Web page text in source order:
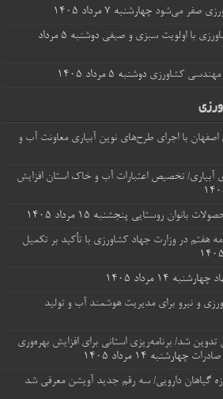
صفر می‌شود چهارشنبه ۷ مرداد ۱۴۰۵
با اولویت سبزی و صیفی
دوشنبه ۵ مرداد
مهندسی کشاورزی دوشنبه ۵ مرداد ۱۴۰۵
اصفهان با اجرای طرح‌های نوین آبیاری معاونت آب و
آبیاری/ تخصیص اعتبارات آب و خاک استان افزایش
بانوان روستایی پنجشنبه ۱۵ مرداد ۱۴۰۵
هفتم در وزارت جهاد کشاورزی با تأکید بر تکمیل
چهارشنبه ۱۴ مرداد ۱۴۰۵
و نیرو برای مدیریت هوشمند آب و تولید
تدوین شد/ برنامه‌ریزی استانی برای افزایش بهره‌وری
صادرات چهارشنبه ۱۴ مرداد ۱۴۰۵
گیاهان دارویی/ سه رقم جدید آویشن معرفی شد